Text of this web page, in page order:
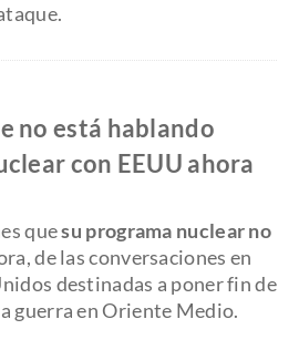
no está hablando
con EEUU ahora
quesu programa nuclear no
de las conversaciones en
destinadas a poner fin de
guerra en Oriente Medio.